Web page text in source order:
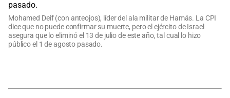
Mohamed Deif (con anteojos), líder del ala militar de Hamás. La CPI
dice que no puede confirmar su muerte, pero el ejército de Israel
asegura que lo eliminó el 13 de julio de este año, tal cual lo hizo
público el 1 de agosto pasado.